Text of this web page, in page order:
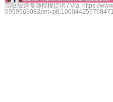
高敏敏營養師授權提供 / Via https://